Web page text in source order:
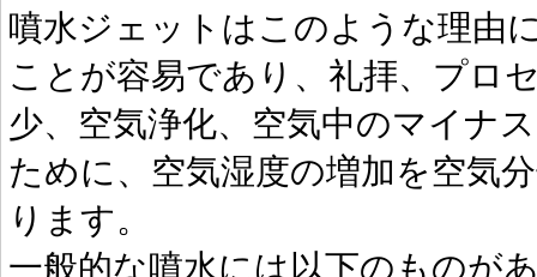
噴水ジェットはこのような理由
ことが容易であり、礼拝、プロ
少、空気浄化、空気中のマイナ
ために、空気湿度の増加を空気
ります。
一般的な噴水には以下のものが